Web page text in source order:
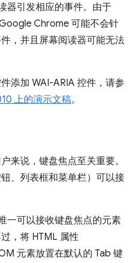
器引发相应的事件。由于
Chrome 可能不会针
，并且屏幕阅读器可能无法
添加 WAI-ARIA 控件，请参
上的演示文稿。
来说，键盘焦点至关重要。
、列表框和菜单栏）可以接
一可以接收键盘焦点的元素
，将 HTML 属性
元素放置在默认的 Tab 键